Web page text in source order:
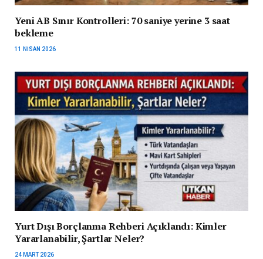
Yeni AB Sınır Kontrolleri: 70 saniye yerine 3 saat
bekleme
11 NISAN 2026
Yurt Dışı Borçlanma Rehberi Açıklandı: Kimler
Yararlanabilir, Şartlar Neler?
24 MART 2026